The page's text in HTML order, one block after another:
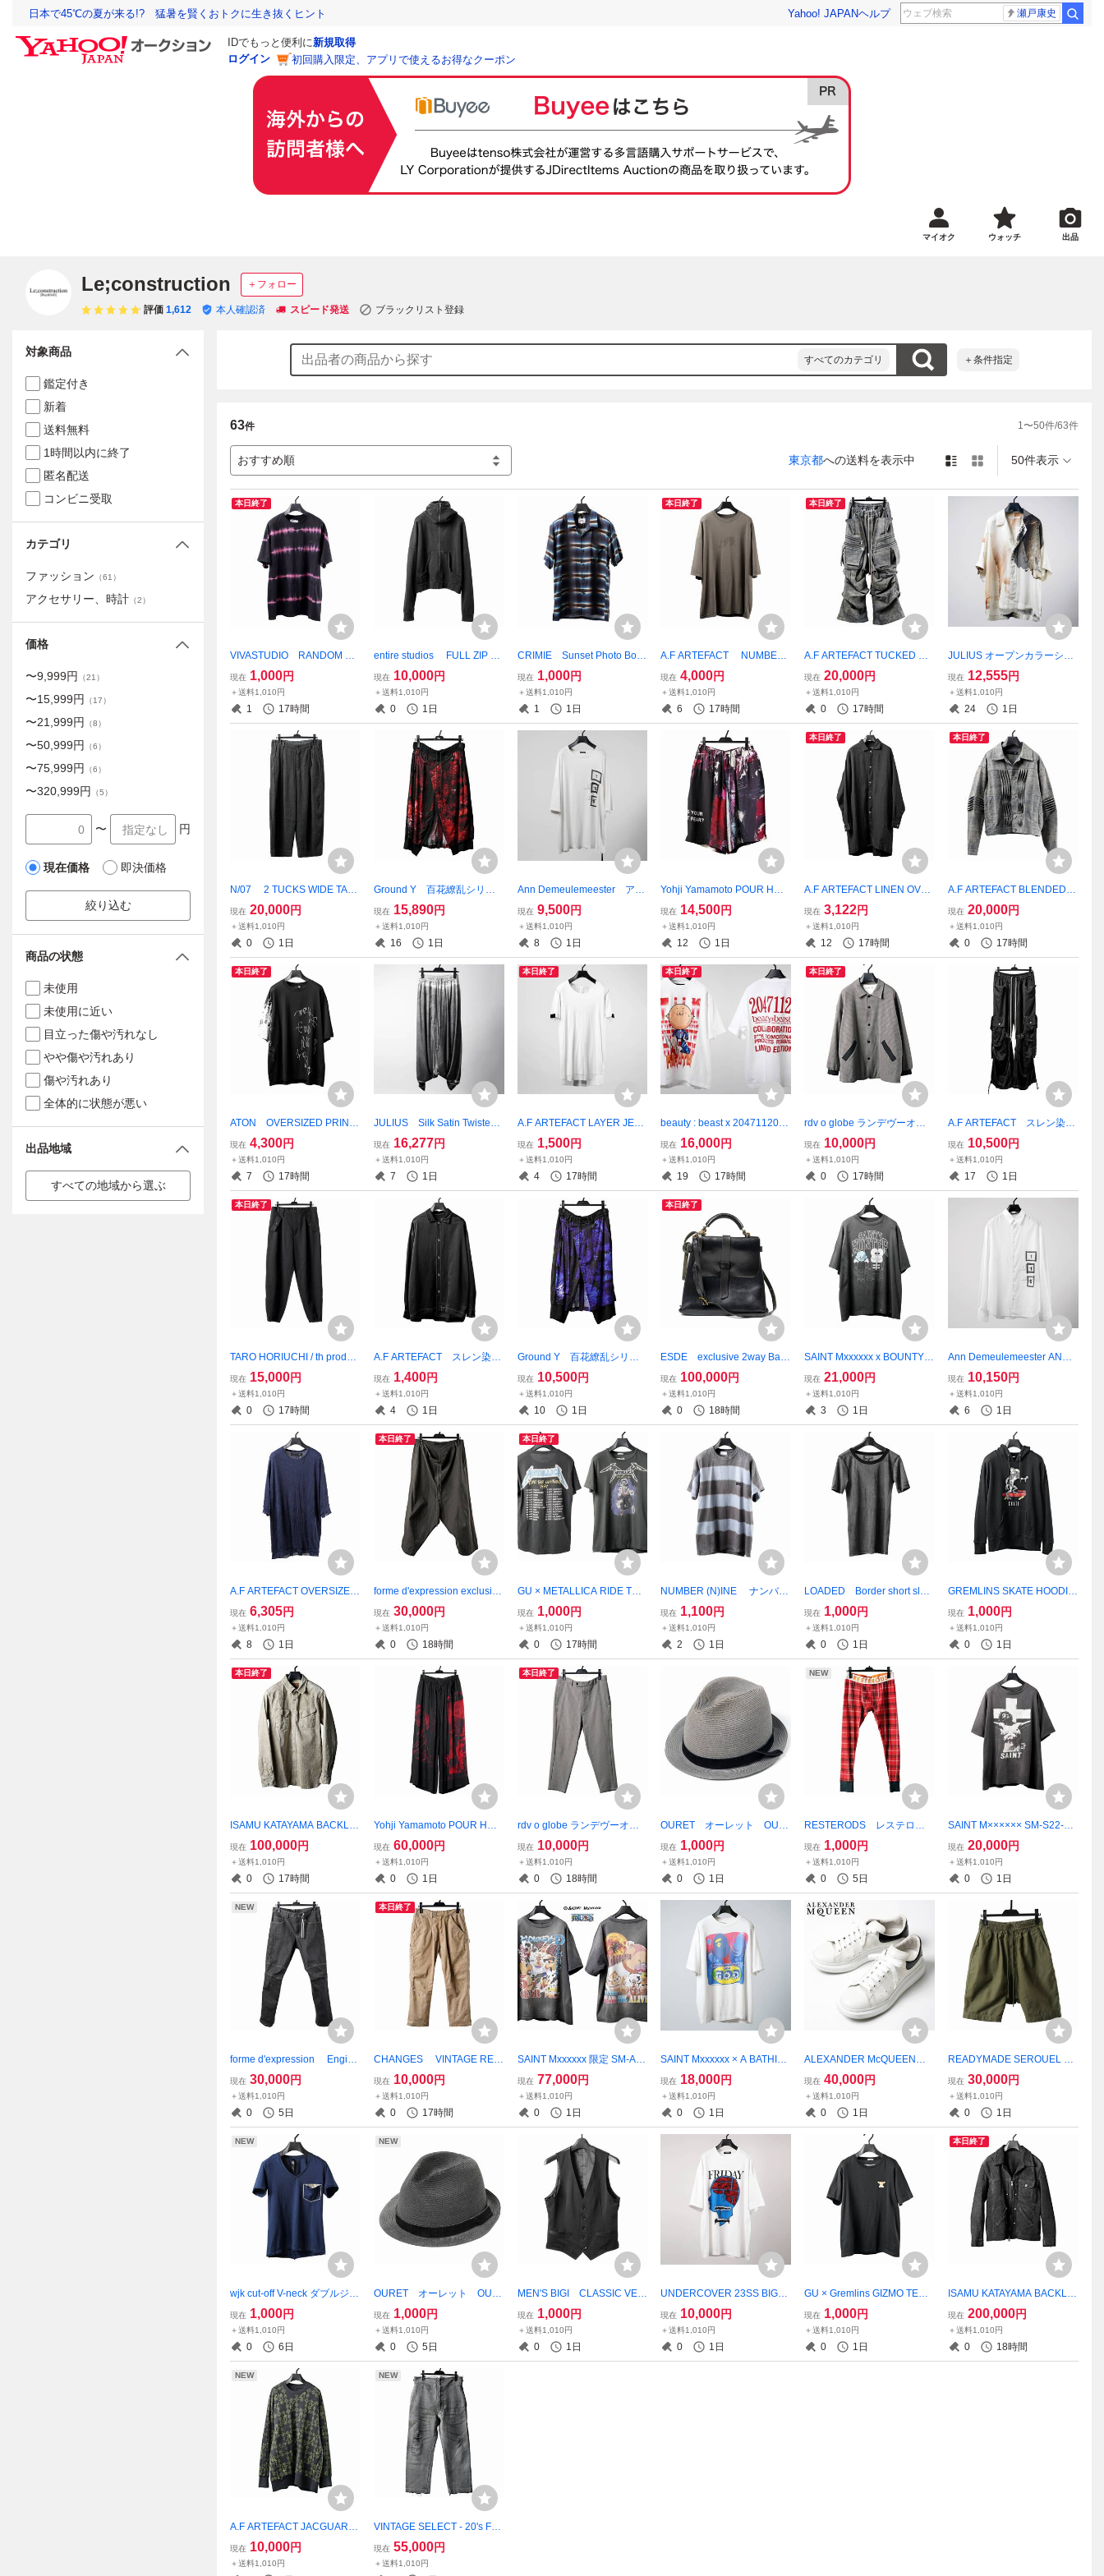
日本で45℃の夏が来る!? 猛暑を賢くおトクに生き抜くヒント Yahoo! JAPANヘルプ 瀬戸康史
IDでもっと便利に新規取得
ログイン
初回購入限定、アプリで使えるお得なクーポン
マイオク ウォッチ 出品
Le;construction ＋フォロー
評価 1,612 本人確認済 スピード発送 ブラックリスト登録
すべてのカテゴリ ＋条件指定
63件 1〜50件/63件
おすすめ順 東京都への送料を表示中 50件表示
本日終了
VIVASTUDIO RANDOM BO
RDER TEE ビバスタジオ
ボーダーTシャツ
現在 1,000円
＋送料1,010円
1 17時間
entire studios FULL ZIP S
WEAT PARKA エンタイヤ
スタジオ フルジップフーデ
ィ ENTIRE STUDIOS
現在 10,000円
＋送料1,010円
0 1日
CRIMIE Sunset Photo Bord
er Aloha S/S Shirt クライミ
ー サンセットアロハシャ
ツ crimie
現在 1,000円
＋送料1,010円
1 1日
本日終了
A.F ARTEFACT NUMBER
RING PRINT OVER SIZED S/
S TEE アーティファクト
ARTEFACT af artefact プ
リント ナンバリング
現在 4,000円
＋送料1,010円
6 17時間
本日終了
A.F ARTEFACT TUCKED DR
APE PANTS/BLENDED SHA
DES DENIM 美品定価48400
円 セットアップ別売り ア
ーティファクト ARTEFACT
af artefact
現在 20,000円
＋送料1,010円
0 17時間
JULIUS オープンカラーシャ
ツ 876SHM1-P ユリウ
ス julius
現在 12,555円
＋送料1,010円
24 1日
N/07 2 TUCKS WIDE TAP
ERED TROUSERS / HERRI
NG BONE 美品タグ付き 即
完売希少パンツ エヌゼロナ
ナ n07 ワイドトラウザー N
現在 20,000円
＋送料1,010円
0 1日
Ground Y 百花繚乱シリー
ズ GI-P13-216 ラップパ
ンツ グランドワイ ヨウジ
ヤマモト Yohji Yamamoto
Y’s ワイズ
現在 15,890円
＋送料1,010円
16 1日
Ann Demeulemeester アン
ドゥムルメステール OVER
SIZE PRINT TEE ANN DE
MEULEMEESTER
現在 9,500円
＋送料1,010円
8 1日
Yohji Yamamoto POUR HOM
ME ワイドショーツ HG-P63-
448 ヨウジヤマモトプール
オム Y’s ワイズ
現在 14,500円
＋送料1,010円
12 1日
本日終了
A.F ARTEFACT LINEN OVE
RSIZE SHIRT リネンシャ
ツ アーティファクト ART
EFACT af artefact
現在 3,122円
＋送料1,010円
12 17時間
本日終了
A.F ARTEFACT BLENDED S
HADES DENIM PIN TUCK B
LOUSON 美品定価53900
円 セットアップ別売り ア
ーティファクト ARTEFACT
現在 20,000円
＋送料1,010円
0 17時間
本日終了
ATON OVERSIZED PRINT
T-SHIRT エイトン aton オ
ーバーサイズ プリントTEE
美品 BLACK
現在 4,300円
＋送料1,010円
7 17時間
JULIUS Silk Satin Twisted
Sarrouel Pants 2025 Sprin
g Summer collection ユリ
ウス シルク サルエルパン
ツ julius 定価80300円
現在 16,277円
＋送料1,010円
7 1日
本日終了
A.F ARTEFACT LAYER JER
SEY T-SHIRT タグ付き美
品 アーティファクト ART
EFACT af artefact
現在 1,500円
＋送料1,010円
4 17時間
本日終了
beauty : beast x 20471120 C
OLLABORATION S/S TEE _3
新個品タグ付き ビューテ
ィービースト
現在 16,000円
＋送料1,010円
19 17時間
本日終了
rdv o globe ランデヴーオー
グローブ 千鳥柄ジャケット
セットアップ別売り RDV O
GLOBE
現在 10,000円
＋送料1,010円
0 17時間
A.F ARTEFACT スレン染め
BELTED CARGO PANTS
アーティファクト ARTEFA
CT af artefact カーゴパン
ツ
現在 10,500円
＋送料1,010円
17 1日
本日終了
TARO HORIUCHI / th product
s Claude / Italian military /
wool gabardine 美品 定価
72600円 ティーエイチ プロ
ダクツ BLACK
現在 15,000円
＋送料1,010円
0 17時間
A.F ARTEFACT スレン染め
OVERSIZE SHIRT アーテ
ィファクト ARTEFACT a
f artefact オーバーサイズ
オーバロック
現在 1,400円
＋送料1,010円
4 1日
Ground Y 百花繚乱シリー
ズ GI-P13-216 ラップパ
ンツ グランドワイ ヨウジ
ヤマモト Yohji Yamamoto
Y’s ワイズ BLUE
現在 10,500円
＋送料1,010円
10 1日
本日終了
ESDE exclusive 2way Bag
with Strap Belt COWLEATHE
R 定価200000円 カウレ
ザー エスデ esde
現在 100,000円
＋送料1,010円
0 18時間
SAINT Mxxxxxx x BOUNTY H
UNTER SS TEE / SKULL-K&
BABY-M 新個品タグ付き 定
価48400円 SAINT MICHAEL
セントマイケル READYMAD
現在 21,000円
＋送料1,010円
3 1日
Ann Demeulemeester ANN
DEMEULEMEESTER ANDR
E CLASSIC SHIRT WITH DO
VES PRINT 定価96800円
美品 アンドゥムルメステー
現在 10,150円
＋送料1,010円
6 1日
A.F ARTEFACT OVERSIZE L
AYERED S/S TEE / GAUZE
WASHER JERSEY 美品タグ
付き アーティファクト A
RTEFACT af artefact
現在 6,305円
＋送料1,010円
8 1日
本日終了
forme d'expression exclusive
Fisherman Pants / Garment
Dyed 別注品 フォルムデエク
スプレッション FORME d'ex
pression
現在 30,000円
＋送料1,010円
0 18時間
本日終了
GU × METALLICA RIDE THE
LIGHTNING TEE メタリカ
ユニクロ バンドT metallic
現在 1,000円
＋送料1,010円
0 17時間
NUMBER (N)INE ナンバー
ナイン スモールロゴ刺繍T
EE 美品タグ付き N(N) n
umber nine
現在 1,100円
＋送料1,010円
2 1日
LOADED Border short slee
ve tops ローデッド loade
d ボーダーTEE
現在 1,000円
＋送料1,010円
0 1日
GREMLINS SKATE HOODIE
グレムリン フーディ パー
カー スケボー スケート
現在 1,000円
＋送料1,010円
0 1日
本日終了
ISAMU KATAYAMA BACKLA
SH ジャパンカーフ 白鞣し ウ
エスタンシャツ2095-02 美
品 backlash イサムカタヤ
マバックラッシュ
現在 100,000円
＋送料1,010円
0 17時間
Yohji Yamamoto POUR HOM
ME HH-P81-811 左右別柄赤
プリントPANTS ワイドパ
ンツ YOHJI YAMAMOTO ヨ
ウジヤマモト Y's ワイズ
現在 60,000円
＋送料1,010円
0 1日
本日終了
rdv o globe ランデヴーオー
グローブ 千鳥柄パンツ
セットアップ別売り RDV O
GLOBE 192PA007
現在 10,000円
＋送料1,010円
0 18時間
OURET オーレット OUR
ET OR121-4881 中折れ麦わ
ら帽 麦わら帽子 麦わらH
AT 牛革 COWHIDE
現在 1,000円
＋送料1,010円
0 1日
NEW
RESTERODS レステロッ
ズ レギンス ボクサーパン
ツタイプ CHECK チェッ
現在 1,000円
＋送料1,010円
0 5日
SAINT M×××××× SM-S22-00
00-016 SS TEE DMJ 美品
SAINT MICHAEL セントマイ
ケル READYMADE レディ
メイド readymade
現在 20,000円
＋送料1,010円
0 1日
NEW
forme d'expression Engine
ered 5 Pocket Pants タグ付
き美品 イタリア ハンドメ
イドブランド FORME d'ex
pression DENIM デニム
現在 30,000円
＋送料1,010円
0 5日
本日終了
CHANGES VINTAGE REM
AKE DUCK PAINTER PANTS
ヴィンテージリメイク ペ
インターパンツ ワークパン
ツ
現在 10,000円
＋送料1,010円
0 17時間
SAINT Mxxxxxx 限定 SM-A23
-0000-C27 OP_SS T-SHIRT /
LUFFY 美品希少 SAINT MIC
HAEL セントマイケル READ
YMADE レディメイド ready
現在 77,000円
＋送料1,010円
0 1日
SAINT Mxxxxxx × A BATHIN
G APE SS TEE / GOD 新個
品タグ付き SAINT MICHAE
L セントマイケル READYM
ADE レディメイド readymad
e
現在 18,000円
＋送料1,010円
0 1日
ALEXANDER McQUEEN L
ARRY 美品箱付き 43 2
7.5㎝ アレキサンダーマッ
クイーン レザースニーカー
現在 40,000円
＋送料1,010円
0 1日
READYMADE SEROUEL SH
ORTS 希少パンツ 美品 定価8
1400円 レディメイド ready
made SAINT Mxxxxxx SAINT
MICHAEL セントマイケル
現在 30,000円
＋送料1,010円
0 1日
NEW
wjk cut-off V-neck ダブルジェ
イケイ VネックT Vネック
カットソー WJK
現在 1,000円
＋送料1,010円
0 6日
NEW
OURET オーレット OUR
ET OR121-4881 D.GREY BL
ACK 中折れ麦わら帽 麦わ
ら帽子 麦わらHAT 牛革
COWHIDE
現在 1,000円
＋送料1,010円
0 5日
MEN'S BIGI CLASSIC VES
T メンズビギ mens bigi
クラシックベスト
現在 1,000円
＋送料1,010円
0 1日
UNDERCOVER 23SS BIGTE
E FRIDAY TEE アンダーカ
バー undercover
現在 10,000円
＋送料1,010円
0 1日
GU × Gremlins GIZMO TEE
コラボTEE GREMLINS グ
レムリン ギズモ
現在 1,000円
＋送料1,010円
0 1日
本日終了
ISAMU KATAYAMA BACKLA
SH COMBINATION TANNED
GARMENT-DYED JACKET 2
128-02 美品XL backlash イ
サムカタヤマバックラッシュ
現在 200,000円
＋送料1,010円
0 18時間
NEW
A.F ARTEFACT JACGUARD
PULLOVER / RELAX FIT 美
品タグ付き アーティファク
ト ARTEFACT af artefact
現在 10,000円
＋送料1,010円
NEW
VINTAGE SELECT - 20's FR
ENCH MOLESKIN WORK T
ROUSERS オールド ヴィ
ンテージ モールスキン
現在 55,000円
＋送料1,010円
対象商品
鑑定付き
新着
送料無料
1時間以内に終了
匿名配送
コンビニ受取
カテゴリ
ファッション （61 ）
アクセサリー、時計 （2）
価格
〜9,999円 （21 ）
〜15,999円 （17）
〜21,999円 （8）
〜50,999円 （6）
〜75,999円 （6）
〜320,999円 （5）
〜 円
現在価格 即決価格
絞り込む
商品の状態
未使用
未使用に近い
目立った傷や汚れなし
やや傷や汚れあり
傷や汚れあり
全体的に状態が悪い
出品地域
すべての地域から選ぶ